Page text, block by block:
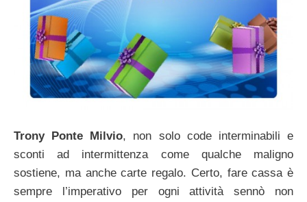
Trony Ponte Milvio, non solo code interminabili e
sconti ad intermittenza come qualche maligno
sostiene, ma anche carte regalo. Certo, fare cassa è
sempre l’imperativo per ogni attività sennò non